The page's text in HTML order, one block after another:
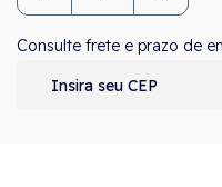
Consulte frete e prazo de